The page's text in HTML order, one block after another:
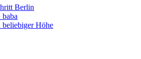
Berlin
baba
beliebiger Höhe